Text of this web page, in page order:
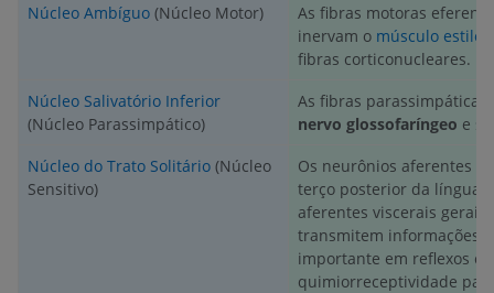
Núcleo Ambíguo (Núcleo Motor)
As fibras motoras
inervam o músculo
fibras corticonucleares.
Núcleo Salivatório Inferior
(Núcleo Parassimpático)
As fibras
nervo glossofaríngeo e
Núcleo do Trato Solitário (Núcleo
Sensitivo)
Os neurônios aferentes
terço posterior da língua
aferentes viscerais gerais
transmitem informações
importante em reflexos
quimiorreceptividade